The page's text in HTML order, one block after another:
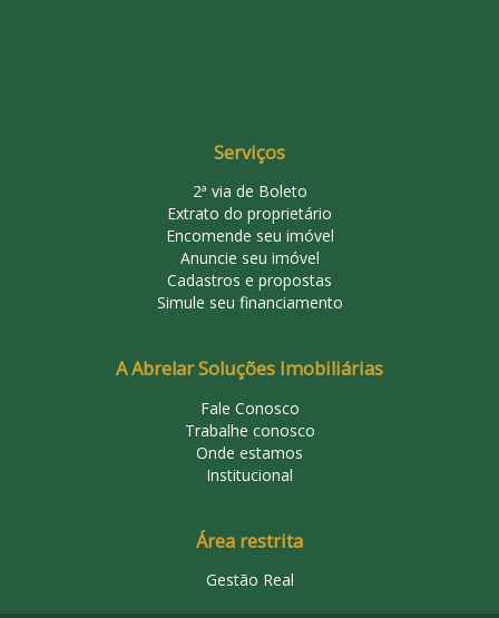
Serviços
2ª via de Boleto
Extrato do proprietário
Encomende seu imóvel
Anuncie seu imóvel
Cadastros e propostas
Simule seu financiamento
A Abrelar Soluções Imobiliárias
Fale Conosco
Trabalhe conosco
Onde estamos
Institucional
Área restrita
Gestão Real